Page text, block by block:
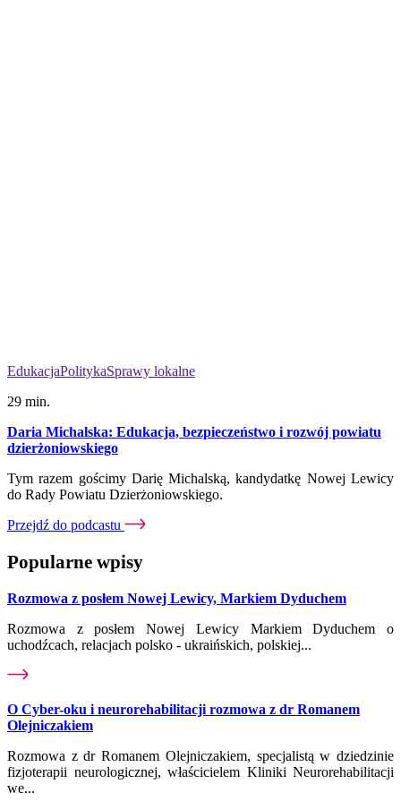
EdukacjaPolitykaSprawy lokalne
29 min.
Daria Michalska: Edukacja, bezpieczeństwo i rozwój powiatu
dzierżoniowskiego
Tym razem gościmy Darię Michalską, kandydatkę Nowej Lewicy
do Rady Powiatu Dzierżoniowskiego.
Przejdź do podcastu
Popularne wpisy
Rozmowa z posłem Nowej Lewicy, Markiem Dyduchem
Rozmowa z posłem Nowej Lewicy Markiem Dyduchem o
uchodźcach, relacjach polsko - ukraińskich, polskiej...
O Cyber-oku i neurorehabilitacji rozmowa z dr Romanem
Olejniczakiem
Rozmowa z dr Romanem Olejniczakiem, specjalistą w dziedzinie
fizjoterapii neurologicznej, właścicielem Kliniki Neurorehabilitacji
we...